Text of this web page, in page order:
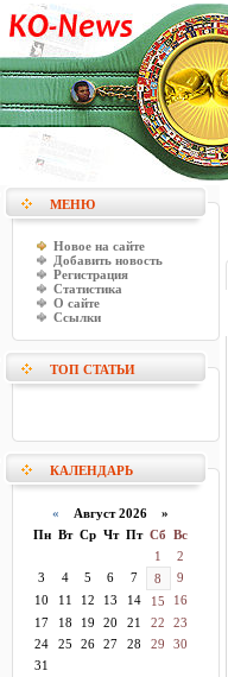
МЕНЮ
Новое на сайте
Добавить новость
Регистрация
Статистика
О сайте
Ссылки
ТОП СТАТЬИ
КАЛЕНДАРЬ
« Август 2026 »
Пн Вт Ср Чт Пт Сб Вс
1
2
3
4 5 6 7 8
9
10
11 12 13 14 15
16
17
18 19 20 21 22
23
24
25 26 27 28 29
30
31